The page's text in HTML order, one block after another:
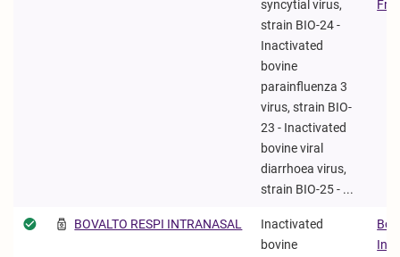
syncytial virus,
strain BIO-24 -
Inactivated
bovine
parainfluenza 3
virus, strain BIO-
23 - Inactivated
bovine viral
diarrhoea virus,
strain BIO-25 - ...
BOVALTO RESPI INTRANASAL
Inactivated
bovine